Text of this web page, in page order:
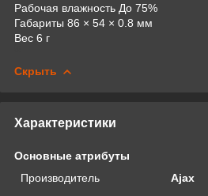
Рабочая влажность До 75%
Габариты 86 × 54 × 0.8 мм
Вес 6 г
Скрыть
Характеристики
Основные атрибуты
Производитель
Ajax